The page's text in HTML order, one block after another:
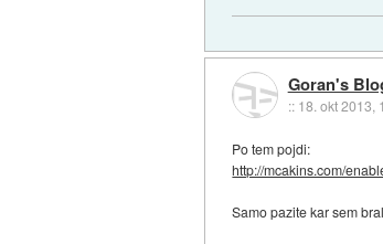
Goran's
:: 18. okt 2013,
Po tem pojdi:
http://mcakins.com/
Samo pazite kar sem